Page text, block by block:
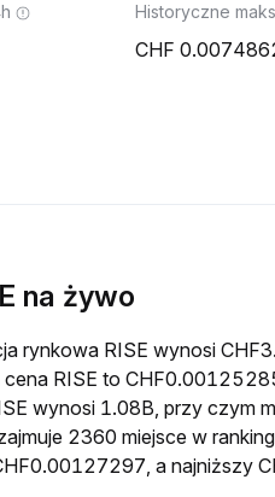
Historyczne
na żywo
rynkowa RISE wynosi
RISE to
wynosi 1.08B, przy czym
2360 miejsce w
a najniższy